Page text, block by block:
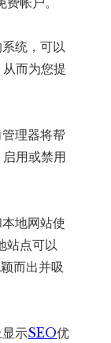
统，可以
而为您提
理器将帮
用或禁用
地网站使
站点可以
而出并吸
示SEO优